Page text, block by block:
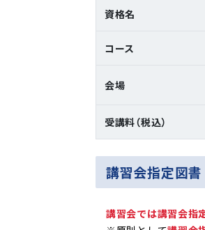
資格名
コース
会場
受講料（税込）
講習会指定図書
講習会では講習会指